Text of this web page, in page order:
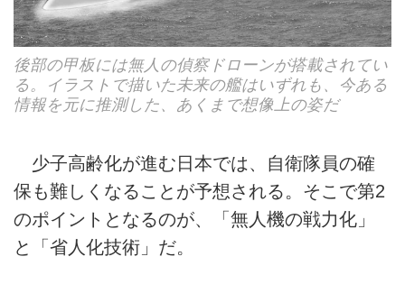
後部の甲板には無人の偵察ドローンが搭載されてい
る。イラストで描いた未来の艦はいずれも、今ある
情報を元に推測した、あくまで想像上の姿だ
少子高齢化が進む日本では、自衛隊員の確
保も難しくなることが予想される。そこで第2
のポイントとなるのが、「無人機の戦力化」
と「省人化技術」だ。